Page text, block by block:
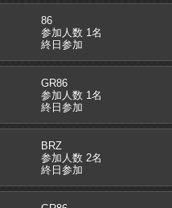
86
参加人数 1名
終日参加
GR86
参加人数 1名
終日参加
BRZ
参加人数 2名
終日参加